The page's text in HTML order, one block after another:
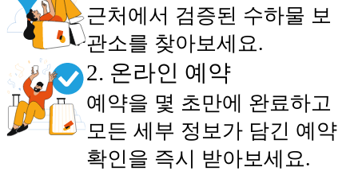
근처에서 검증된 수하물 보
관소를 찾아보세요.
2. 온라인 예약
예약을 몇 초만에 완료하고
모든 세부 정보가 담긴 예약
확인을 즉시 받아보세요.